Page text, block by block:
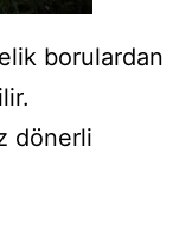
borulardan
dönerli